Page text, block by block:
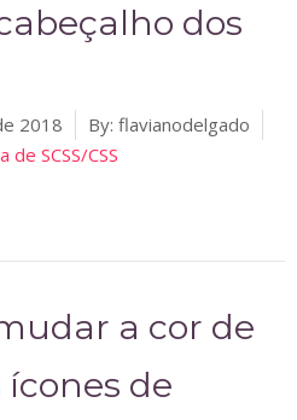
dos
2018 By: flavianodelgado
de SCSS/CSS
a cor de
de